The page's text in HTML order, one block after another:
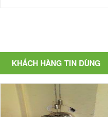
KHÁCH HÀNG TIN DÙNG